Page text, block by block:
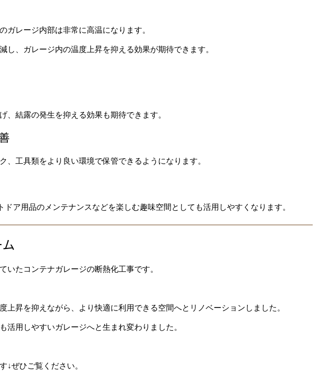
ガレージ内部は非常に高温になります。
し、ガレージ内の温度上昇を抑える効果が期待できます。
、結露の発生を抑える効果も期待できます。
工具類をより良い環境で保管できるようになります。
ア用品のメンテナンスなどを楽しむ趣味空間としても活用しやすくなります。
いたコンテナガレージの断熱化工事です。
上昇を抑えながら、より快適に利用できる空間へとリノベーションしました。
用しやすいガレージへと生まれ変わりました。
↓ぜひご覧ください。